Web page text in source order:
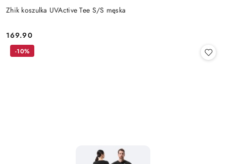
Zhik koszulka UVActive Tee S/S męska
Cena:
169.90
-10%